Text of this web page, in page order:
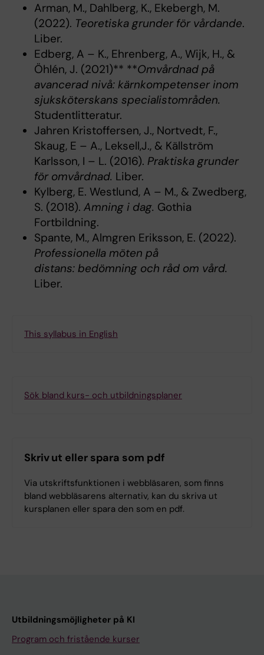
Arman, M., Dahlberg, K., Ekebergh, M.
(2022). Teoretiska grunder för vårdande.
Liber.
Edberg, A – K., Ehrenberg, A., Wijk, H., &
Öhlén, J. (2021)** **Omvårdnad på
avancerad nivå: kärnkompetenser inom
sjuksköterskans specialistområden.
Studentlitteratur.
Jahren Kristoffersen, J., Nortvedt, F.,
Skaug, E – A., Leksell,J., & Källström
Karlsson, I – L. (2016). Praktiska grunder
för omvårdnad. Liber.
Kylberg, E. Westlund, A – M., & Zwedberg,
S. (2018). Amning i dag. Gothia
Fortbildning.
Spante, M., Almgren Eriksson, E. (2022).
Professionella möten på
distans: bedömning och råd om vård.
Liber.
This syllabus in English
Sök bland kurs- och utbildningsplaner
Skriv ut eller spara som pdf
Via utskriftsfunktionen i webbläsaren, som finns
bland webbläsarens alternativ, kan du skriva ut
kursplanen eller spara den som en pdf.
Utbildningsmöjligheter på KI
Program och fristående kurser